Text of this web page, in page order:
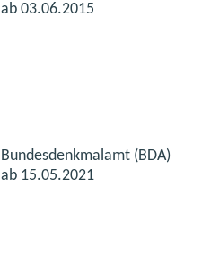
ab 03.06.2015
Bundesdenkmalamt (BDA)
ab 15.05.2021